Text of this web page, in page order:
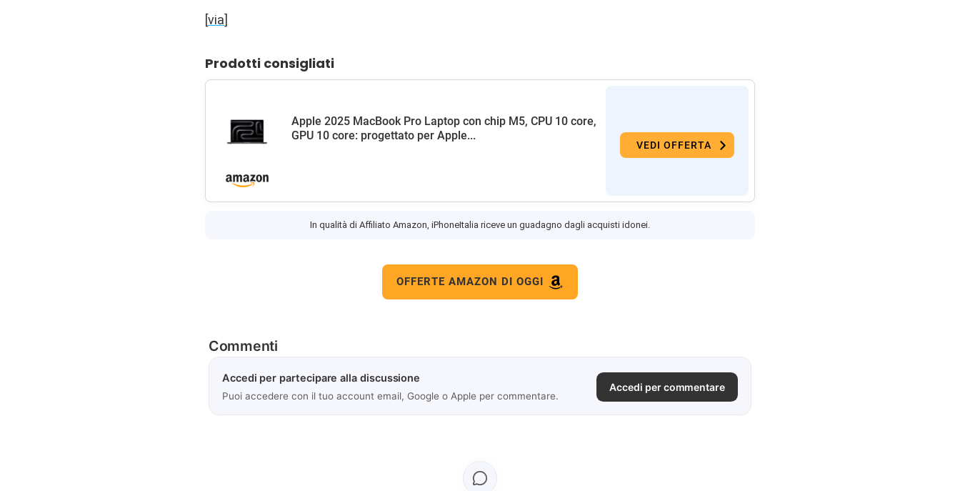
[via]
Prodotti consigliati
Apple 2025 MacBook Pro Laptop con chip M5, CPU 10 core,
GPU 10 core: progettato per Apple...
VEDI OFFERTA
In qualità di Affiliato Amazon, iPhoneItalia riceve un guadagno dagli acquisti idonei.
OFFERTE AMAZON DI OGGI
Commenti
Accedi per partecipare alla discussione
Puoi accedere con il tuo account email, Google o Apple per commentare.
Accedi per commentare